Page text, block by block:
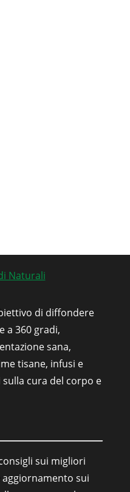
di diffondere
a 360 gradi,
sana,
tisane, infusi e
cura del corpo e
sui migliori
sui